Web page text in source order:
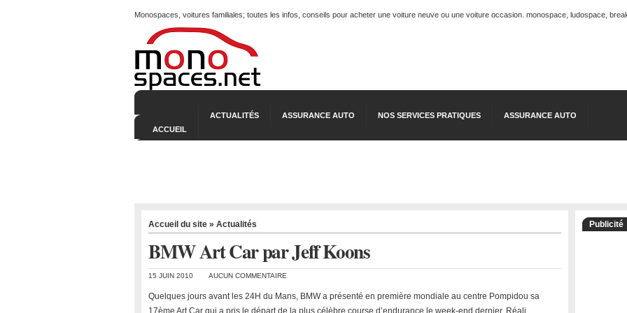
Monospaces, voitures familiales; toutes les infos, conseils pour acheter une voiture neuve ou une voiture occasion. monospace, ludospace,
ACCUEIL
ACTUALITÉS ASSURANCE AUTO NOS SERVICES PRATIQUES ASSURANCE AUTO
Accueil du site » Actualités
BMW Art Car par Jeff Koons
15 JUIN 2010 AUCUN COMMENTAIRE
Quelques jours avant les 24H du Mans, BMW a présenté en première mondiale au centre Pompidou sa
17ème Art Car qui a pris le départ de la plus célèbre course d’endurance le week-end dernier. Réali …
Publicité